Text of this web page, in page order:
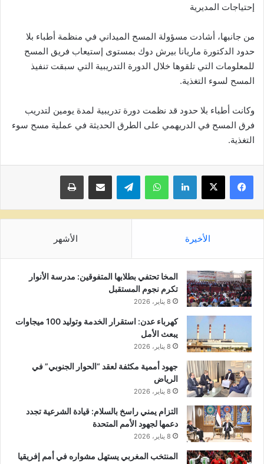
إحتياجات المديرية
من جانبها، أشادت مسؤولة المسح الميداني في منظمة أطباء بلا
حدود الدكتورة ماريانا بيرش دوك بمستوى إستيعاب فريق المسح
للمعلومات التي تلقوها خلال الدورة التدريبية التي سبقت تنفيذ
المسح لسوء التغذية.
وكانت أطباء بلا حدود قد نظمت دورة تدريبية لمدة يومين لتدريب
فرق المسح في الدريهمي على الطرق الحديثة في عملية مسح سوء
التغذية.
لينكدإن واتساب تيلقرام مشاركة عبر البريد طباعة
الأخيرة الأشهر
المخا تحتفي بطلابها المتفوقين: مدرسة الأنوار
تكرم نجوم المستقبل
8 يناير، 2026
كهرباء عدن: استقرار الخدمة وتوليد 100 ميجاوات
يبعث الأمل
8 يناير، 2026
جهود أممية مكثفة لعقد “الحوار الجنوبي” في
الرياض
8 يناير، 2026
التزام يمني راسخ بالسلام: قيادة الشرعية تجدد
دعمها لجهود الأمم المتحدة
8 يناير، 2026
المنتخب المغربي يستهل مشواره في أمم إفريقيا